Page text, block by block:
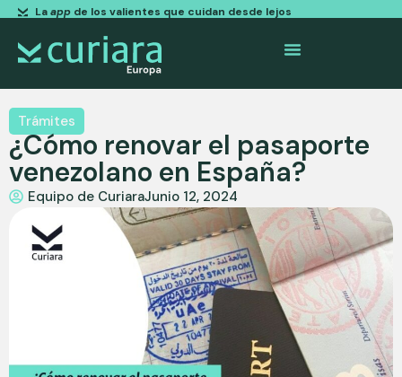
Laappde los valientes que cuidan desde lejos
Trámites
¿Cómo renovar el pasaporte
venezolano en España?
Equipo de CuriaraJunio 12, 2024